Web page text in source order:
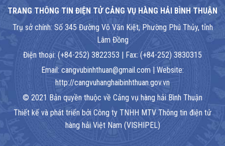
TRANG THÔNG TIN ĐIỆN TỬ CẢNG VỤ HÀNG HẢI BÌNH THUẬN
Trụ sở chính: Số 345 Đường Võ Văn Kiệt, Phường Phú Thủy, tỉnh
Lâm Đồng
Điện thoại: (+84-252) 3822353 | Fax: (+84-252) 3830315
Email: cangvubinhthuan@gmail.com | Website:
http://cangvuhanghaibinhthuan.gov.vn
© 2021 Bản quyền thuộc về Cảng vụ hàng hải Bình Thuận
Thiết kế và phát triển bởi Công ty TNHH MTV Thông tin điện tử
hàng hải Việt Nam (VISHIPEL)